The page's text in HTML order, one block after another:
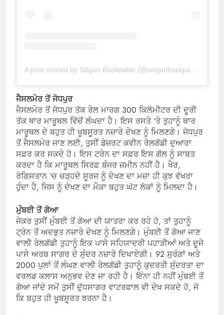
A post shared by Siliguri Backpaker (@siliguribackpacker)
ਜੈਸਲਮੇਰ ਤੋਂ ਜੋਧਪੁਰ
ਜੈਸਲਮੇਰ ਤੋਂ ਜੋਧਪੁਰ ਤੱਕ ਰੇਲ ਮਾਰਗ 300 ਕਿਲੋਮੀਟਰ ਦੀ ਦੂਰੀ
ਤੱਕ ਥਾਰ ਮਾਰੂਥਲ ਵਿੱਚੋਂ ਲੰਘਦਾ ਹੈ। ਇਸ ਰਸਤੇ ‘ਤੇ ਤੁਹਾਨੂੰ ਥਾਰ
ਮਾਰੂਥਲ ਦੇ ਬਹੁਤ ਹੀ ਖੂਬਸੂਰਤ ਨਜ਼ਾਰੇ ਦੇਖਣ ਨੂੰ ਮਿਲਣਗੇ। ਜੋਧਪੁਰ
ਤੋਂ ਜੈਸਲਮੇਰ ਜਾਣ ਲਈ, ਤੁਸੀਂ ਡੇਜ਼ਰਟ ਕਵੀਨ ਰੇਲਗੱਡੀ ਦੁਆਰਾ
ਸਫ਼ਰ ਕਰ ਸਕਦੇ ਹੋ। ਇਸ ਟਰੇਨ ਦਾ ਸਫ਼ਰ ਇਸ ਗੱਲ ਨੂੰ ਸਾਬਤ
ਕਰਦਾ ਹੈ ਕਿ ਮਾਰੂਥਲ ਸਿਰਫ਼ ਬੰਜਰ ਜ਼ਮੀਨ ਨਹੀਂ ਹੈ। ਖੈਰ,
ਰੇਗਿਸਤਾਨ ‘ਚ ਚੜ੍ਹਦੇ ਸੂਰਜ ਨੂੰ ਦੇਖਣ ਦਾ ਮਜ਼ਾ ਹੀ ਕੁਝ ਵੱਖਰਾ
ਹੁੰਦਾ ਹੈ, ਜਿਸ ਨੂੰ ਦੇਖਣ ਦਾ ਮੌਕਾ ਬਹੁਤ ਘੱਟ ਲੋਕਾਂ ਨੂੰ ਮਿਲਦਾ ਹੈ।
ਮੁੰਬਈ ਤੋਂ ਗੋਆ
ਜੇਕਰ ਤੁਸੀਂ ਮੁੰਬਈ ਤੋਂ ਗੋਆ ਦੀ ਯਾਤਰਾ ਕਰ ਰਹੇ ਹੋ, ਤਾਂ ਤੁਹਾਨੂੰ
ਟ੍ਰੇਨ ਤੋਂ ਅਦਭੁਤ ਨਜ਼ਾਰੇ ਦੇਖਣ ਨੂੰ ਮਿਲਣਗੇ। ਮੁੰਬਈ ਤੋਂ ਗੋਆ ਜਾਣ
ਵਾਲੀ ਰੇਲਗੱਡੀ ਤੁਹਾਨੂੰ ਇਕ ਪਾਸੇ ਸਹਿਯਾਦਰੀ ਪਹਾੜੀਆਂ ਅਤੇ ਦੂਜੇ
ਪਾਸੇ ਅਰਬ ਸਾਗਰ ਦੇ ਸੁੰਦਰ ਨਜ਼ਾਰੇ ਦਿਖਾਏਗੀ। 92 ਸੁਰੰਗਾਂ ਅਤੇ
2000 ਪੁਲਾਂ ਤੋਂ ਲੰਘਣ ਵਾਲੀ ਰੇਲਗੱਡੀ ਤੁਹਾਨੂੰ ਕੁਦਰਤੀ ਸੁੰਦਰਤਾ ਦਾ
ਵਰਲਡ ਕਲਾਸ ਅਨੁਭਵ ਦੇਣ ਜਾ ਰਹੀ ਹੈ। ਇੰਨਾ ਹੀ ਨਹੀਂ ਮੁੰਬਈ ਤੋਂ
ਗੋਆ ਜਾਂਦੇ ਸਮੇਂ ਤੁਸੀਂ ਦੁੱਧਸਾਗਰ ਵਾਟਰਫਾਲ ਵੀ ਦੇਖ ਸਕਦੇ ਹੋ, ਜੋ
ਕਿ ਬਹੁਤ ਹੀ ਖੂਬਸੂਰਤ ਝਰਨਾ ਹੈ।